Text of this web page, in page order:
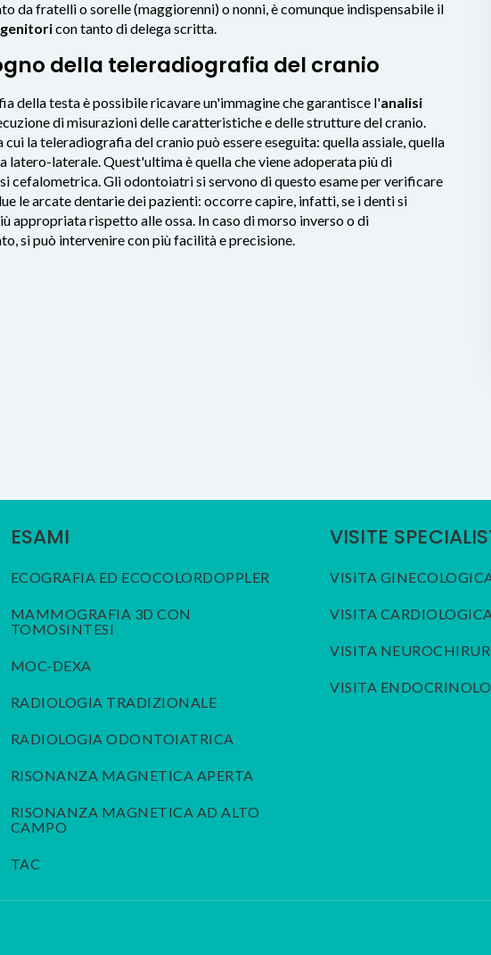
da fratelli o sorelle (maggiorenni) o nonni, è comunque indispensabile il
con tanto di delega scritta.
della teleradiografia del cranio
della testa è possibile ricavare un'immagine che garantisce l'analisi
di misurazioni delle caratteristiche e delle strutture del cranio.
cui la teleradiografia del cranio può essere eseguita: quella assiale, quella
latero-laterale. Quest'ultima è quella che viene adoperata più di
cefalometrica. Gli odontoiatri si servono di questo esame per verificare
le arcate dentarie dei pazienti: occorre capire, infatti, se i denti si
appropriata rispetto alle ossa. In caso di morso inverso o di
si può intervenire con più facilità e precisione.
ESAMI
ECOGRAFIA ED ECOCOLORDOPPLER
MAMMOGRAFIA 3D CON
TOMOSINTESI
MOC-DEXA
RADIOLOGIA TRADIZIONALE
RADIOLOGIA ODONTOIATRICA
RISONANZA MAGNETICA APERTA
RISONANZA MAGNETICA AD ALTO
CAMPO
TAC
VISITE
VISITA
VISITA
VISITA
VISITA